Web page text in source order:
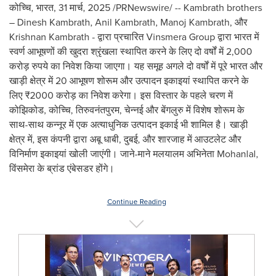
कोच्चि, भारत, 31 मार्च, 2025/PRNewswire/ -- Kambrath brothers
– Dinesh Kambrath, Anil Kambrath, Manoj Kambrath, और
Krishnan Kambrath - द्वारा प्रचारित Vinsmera Group द्वारा भारत में
स्वर्ण आभूषणों की खुदरा श्रृंखला स्थापित करने के लिए दो वर्षों में 2,000
करोड़ रुपये का निवेश किया जाएगा। यह समूह अगले दो वर्षों में पूरे भारत और
खाड़ी क्षेत्र में 20 आभूषण शोरूम और उत्पादन इकाइयां स्थापित करने के
लिए ₹2000 करोड़ का निवेश करेगा। इस विस्तार के पहले चरण में
कोझिकोड, कोच्चि, तिरुवनंतपुरम, चेन्नई और बेंगलुरु में विशेष शोरूम के
साथ-साथ कन्नूर में एक अत्याधुनिक उत्पादन इकाई भी शामिल है। खाड़ी
क्षेत्र में, इस कंपनी द्वारा अबू धाबी, दुबई, और शारजाह में आउटलेट और
विनिर्माण इकाइयां खोली जाएंगी। जाने-माने मलयालम अभिनेता Mohanlal,
विंसमेरा के ब्रांड एंबेसडर होंगे।
Continue Reading